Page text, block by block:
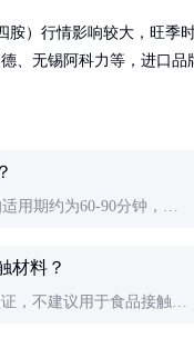
）行情影响较大，旺季
、无锡阿科力等，进口品
用期约为60-90分钟，具
量缓聚剂延长操作时间。
材料？
，不建议用于食品接触用